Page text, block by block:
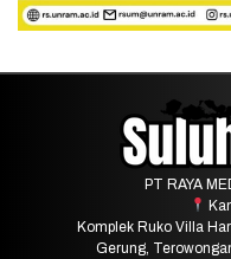
PT RAYA
Komplek Ruko Villa
Gerung,